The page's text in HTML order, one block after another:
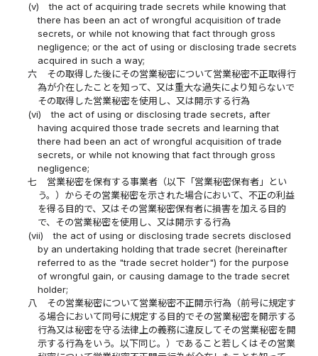
(v)
the act of acquiring trade secrets while knowing that
there has been an act of wrongful acquisition of trade
secrets, or while not knowing that fact through gross
negligence; or the act of using or disclosing trade secrets
acquired in such a way;
六
その取得した後にその営業秘密について営業秘密不正取得行
為が介在したことを知って、又は重大な過失により知らないで
その取得した営業秘密を使用し、又は開示する行為
(vi)
the act of using or disclosing trade secrets, after
having acquired those trade secrets and learning that
there had been an act of wrongful acquisition of trade
secrets, or while not knowing that fact through gross
negligence;
七
営業秘密を保有する事業者（以下「営業秘密保有者」とい
う。）からその営業秘密を示された場合において、不正の利益
を得る目的で、又はその営業秘密保有者に損害を加える目的
で、その営業秘密を使用し、又は開示する行為
(vii)
the act of using or disclosing trade secrets disclosed
by an undertaking holding that trade secret (hereinafter
referred to as the "trade secret holder") for the purpose
of wrongful gain, or causing damage to the trade secret
holder;
八
その営業秘密について営業秘密不正開示行為（前号に規定す
る場合において同号に規定する目的でその営業秘密を開示する
行為又は秘密を守る法律上の義務に違反してその営業秘密を開
示する行為をいう。以下同じ。）であること若しくはその営業